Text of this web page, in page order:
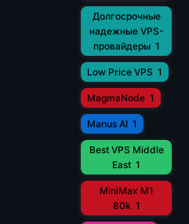
Долгосрочные
надежные VPS-
провайдеры 1
Low Price VPS 1
MagmaNode 1
Manus AI 1
Best VPS Middle
East 1
MiniMax M1
80k 1